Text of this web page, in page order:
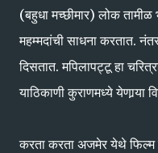
(बहुधा मच्छीमार) लोक
महम्मदांची साधना करतात.
दिसतात. मपिलापट्टू हा
याठिकाणी कुराणमध्ये येणार्‍या
करता करता अजमेर येथे फिल्म